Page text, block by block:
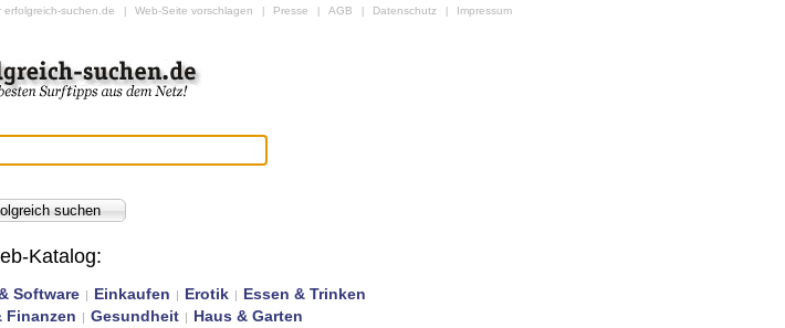
erfolgreich-suchen.de Web-Seite vorschlagen Presse AGB Datenschutz Impressum
Katalog:
Software | Einkaufen | Erotik | Essen & Trinken
Finanzen | Gesundheit | Haus & Garten